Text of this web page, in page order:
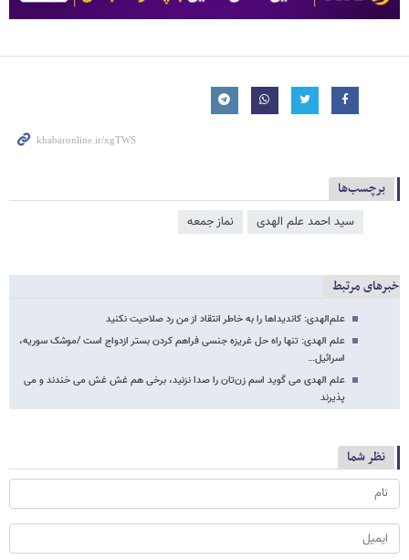
برچسب‌ها
سید احمد علم الهدی نماز جمعه
خبرهای مرتبط
علم‌الهدی: کاندیداها را به‌ خاطر انتقاد از من رد صلاحیت نکنید
علم الهدی: تنها راه حل غریزه جنسی فراهم کردن بستر ازدواج است /موشک سوریه،
اسرائیل…
علم الهدی می گوید اسم زن‌تان را صدا نزنید، برخی هم غش غش می خندند و می
پذیرند
نظر شما